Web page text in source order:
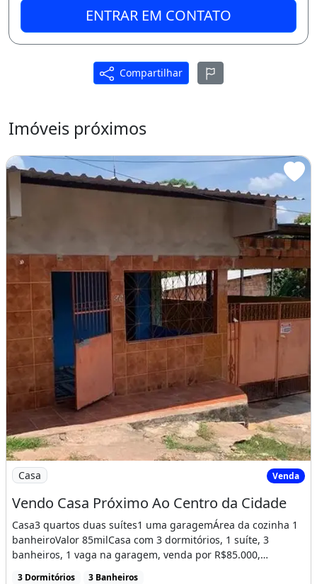
ENTRAR EM CONTATO
Compartilhar
Imóveis próximos
Imagem: Vendo Casa Próximo Ao Centro da Cidade
Casa Venda
Vendo Casa Próximo Ao Centro da Cidade
Casa3 quartos duas suítes1 uma garagemÁrea da cozinha 1
banheiroValor 85milCasa com 3 dormitórios, 1 suíte, 3
banheiros, 1 vaga na garagem, venda por R$85.000,
3 Dormitórios 3 Banheiros